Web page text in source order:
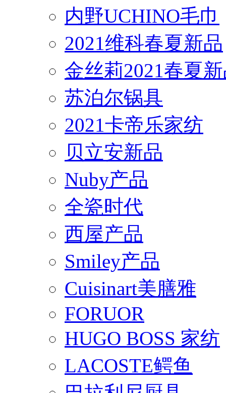
内野UCHINO毛巾
2021维科春夏新品
金丝莉2021春夏
苏泊尔锅具
2021卡帝乐家纺
贝立安新品
Nuby产品
全瓷时代
西屋产品
Smiley产品
Cuisinart美膳雅
FORUOR
HUGO BOSS 家纺
LACOSTE鳄鱼